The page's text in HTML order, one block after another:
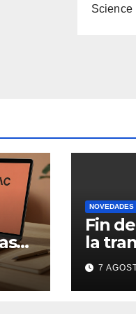
Science
NOVEDADES
Fin
la
7